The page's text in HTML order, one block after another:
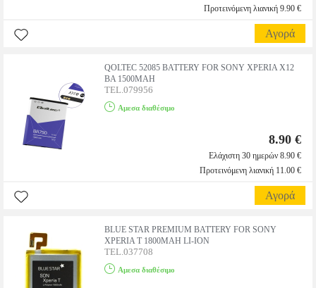
Προτεινόμενη λιανική 9.90 €
Αγορά
QOLTEC 52085 BATTERY FOR SONY XPERIA X12
BA 1500MAH
TEL.079956
Αμεσα διαθέσιμο
8.90 €
Ελάχιστη 30 ημερών 8.90 €
Προτεινόμενη λιανική 11.00 €
Αγορά
BLUE STAR PREMIUM BATTERY FOR SONY
XPERIA T 1800MAH LI-ION
TEL.037708
Αμεσα διαθέσιμο